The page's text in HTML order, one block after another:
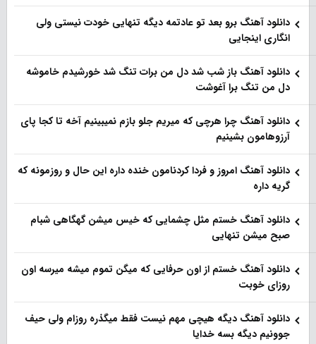
دانلود آهنگ برو بعد تو عادتمه دیگه تنهایی خودت نیستی ولی
انگاری اینجایی
دانلود آهنگ باز شب شد دل من برات تنگ شد خورشیدم خاموشه
دل من تنگ برا آغوشت
دانلود آهنگ چرا هرچی که میریم جلو بازم نمیبینیم آخه تا کجا پای
آرزوهامون بشینیم
دانلود آهنگ امروز و فردا کردنامون خنده داره این حال و روزمونه که
گریه داره
دانلود آهنگ خستم مثل چشمایی که خیس میشن گهگاهی شبام
صبح میشن تنهایی
دانلود آهنگ خستم از اون حرفایی که میگن تموم میشه میرسه اون
روزای خوبت
دانلود آهنگ دیگه هیچی مهم نیست فقط میگذره روزام ولی حیف
جوونیم دیگه بسه خدایا